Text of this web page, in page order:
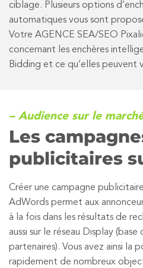
ciblage. Plusieurs options
automatiques vous sont
Votre AGENCE SEA/SEO
concernant les enchères
Bidding et ce qu’elles peuvent
– Audience sur le
Les
publicitaires
Créer une campagne
AdWords permet aux
à la fois dans les résultats de
aussi sur le réseau Display
partenaires). Vous avez ainsi la
rapidement de nombreux